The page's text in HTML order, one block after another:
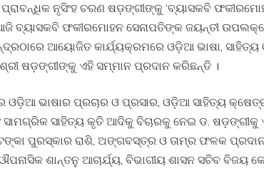
ନୃସିଂହ ଚରଣ ଷଡ଼ଙ୍ଗୀଙ୍କୁ ‘ବ୍ୟାସକବି
ବ୍ୟାସକବି ଫକୀରମୋହନ ସେନାପତିଙ୍କ ଜୟନ୍ତୀ
ଆୟୋଜିତ କାର୍ଯ୍ୟକ୍ରମରେ ଓଡ଼ିଆ ଭାଷା, ସାହିତ୍ୟ
ଷଡ଼ଙ୍ଗୀଙ୍କୁ ଏହି ସମ୍ମାନ ପ୍ରଦାନ କରିଛନ୍ତି ।
ଓଡ଼ିଆ ଭାଷାର ପ୍ରଚାର ଓ ପ୍ରସାର, ଓଡ଼ିଆ ସାହିତ୍ୟ
ସାମଗ୍ରିକ ସାହିତ୍ୟ କୃତି ଆଦିକୁ ବିଚାରକୁ ନେଇ ଡ. ଷଡ଼ଙ୍ଗୀକୁ
ପୁରସ୍କାର ରାଶି, ଅଙ୍ଗବସ୍ତ୍ର ଓ ତାମ୍ର ଫଳକ
ଶାନ୍ତନୁ ଆଚାର୍ଯ୍ୟ, ବିଭାଗୀୟ ଶାସନ ସଚିବ ବିଜୟ